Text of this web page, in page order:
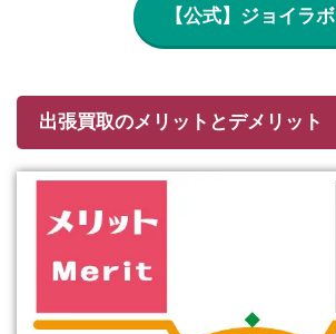
【公式】ジョイラボ
出張買取のメリットとデメリット